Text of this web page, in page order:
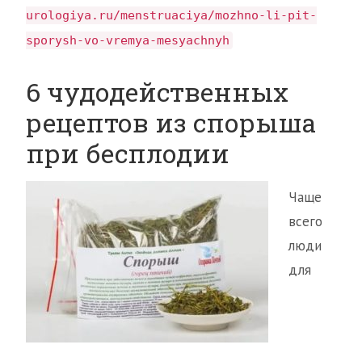
urologiya.ru/menstruaciya/mozhno-li-pit-
sporysh-vo-vremya-mesyachnyh
6 чудодейственных
рецептов из спорыша
при бесплодии
Чаще
всего
люди
для